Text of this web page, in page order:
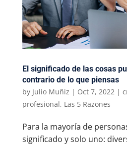
El significado de las cosas
contrario de lo que piensas
by Julio Muñiz | Oct 7, 2022|
profesional, Las 5 Razones
Para la mayoría de
significado y solo uno: